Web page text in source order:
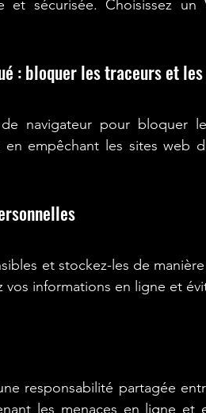
et sécurisée. Choisissez
: bloquer les traceurs et
navigateur pour bloquer
empêchant les sites web
et stockez-les de
informations en ligne et
responsabilité partagée
les menaces en ligne